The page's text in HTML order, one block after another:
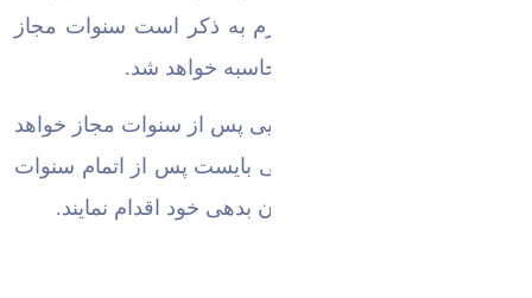
لازم به ذكر است سنوات مجاز
از بدو ورود براي دانشجو محاسبه خواهد شد.
-بازپرداخت وام های دانشجویی پس از سنوات مجاز خواهد
بود و دریافت کنندگان وام می بایست پس از اتمام سنوات
مجاز نسبت به اقساطی کردن بدهی خود اقدام نمایند.